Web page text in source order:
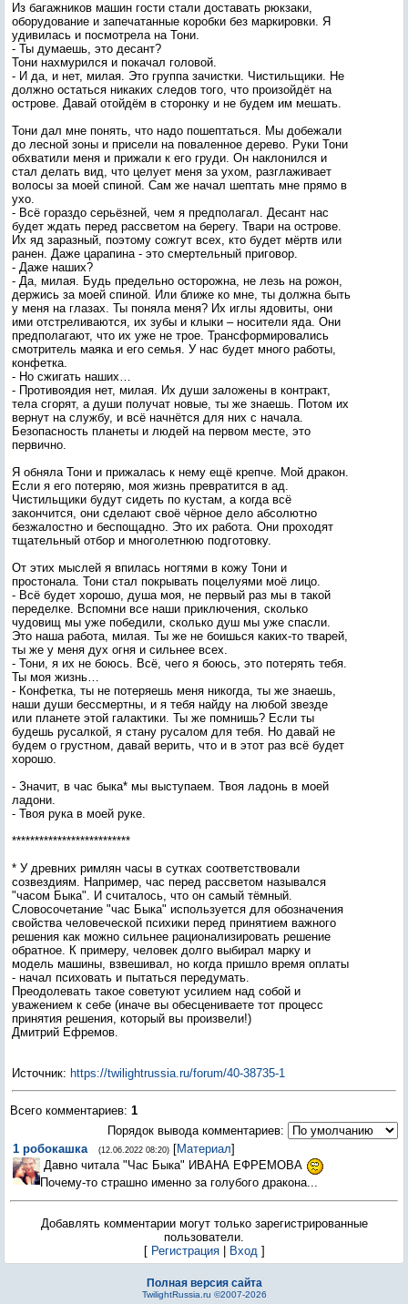
Из багажников машин гости стали доставать рюкзаки,
оборудование и запечатанные коробки без маркировки. Я
удивилась и посмотрела на Тони.
- Ты думаешь, это десант?
Тони нахмурился и покачал головой.
- И да, и нет, милая. Это группа зачистки. Чистильщики. Не
должно остаться никаких следов того, что произойдёт на
острове. Давай отойдём в сторонку и не будем им мешать.
Тони дал мне понять, что надо пошептаться. Мы добежали
до лесной зоны и присели на поваленное дерево. Руки Тони
обхватили меня и прижали к его груди. Он наклонился и
стал делать вид, что целует меня за ухом, разглаживает
волосы за моей спиной. Сам же начал шептать мне прямо в
ухо.
- Всё гораздо серьёзней, чем я предполагал. Десант нас
будет ждать перед рассветом на берегу. Твари на острове.
Их яд заразный, поэтому сожгут всех, кто будет мёртв или
ранен. Даже царапина - это смертельный приговор.
- Даже наших?
- Да, милая. Будь предельно осторожна, не лезь на рожон,
держись за моей спиной. Или ближе ко мне, ты должна быть
у меня на глазах. Ты поняла меня? Их иглы ядовиты, они
ими отстреливаются, их зубы и клыки – носители яда. Они
предполагают, что их уже не трое. Трансформировались
смотритель маяка и его семья. У нас будет много работы,
конфетка.
- Но сжигать наших…
- Противоядия нет, милая. Их души заложены в контракт,
тела сгорят, а души получат новые, ты же знаешь. Потом их
вернут на службу, и всё начнётся для них с начала.
Безопасность планеты и людей на первом месте, это
первично.
Я обняла Тони и прижалась к нему ещё крепче. Мой дракон.
Если я его потеряю, моя жизнь превратится в ад.
Чистильщики будут сидеть по кустам, а когда всё
закончится, они сделают своё чёрное дело абсолютно
безжалостно и беспощадно. Это их работа. Они проходят
тщательный отбор и многолетнюю подготовку.
От этих мыслей я впилась ногтями в кожу Тони и
простонала. Тони стал покрывать поцелуями моё лицо.
- Всё будет хорошо, душа моя, не первый раз мы в такой
переделке. Вспомни все наши приключения, сколько
чудовищ мы уже победили, сколько душ мы уже спасли.
Это наша работа, милая. Ты же не боишься каких-то тварей,
ты же у меня дух огня и сильнее всех.
- Тони, я их не боюсь. Всё, чего я боюсь, это потерять тебя.
Ты моя жизнь…
- Конфетка, ты не потеряешь меня никогда, ты же знаешь,
наши души бессмертны, и я тебя найду на любой звезде
или планете этой галактики. Ты же помнишь? Если ты
будешь русалкой, я стану русалом для тебя. Но давай не
будем о грустном, давай верить, что и в этот раз всё будет
хорошо.
- Значит, в час быка* мы выступаем. Твоя ладонь в моей
ладони.
- Твоя рука в моей руке.
**************************
* У древних римлян часы в сутках соответствовали
созвездиям. Например, час перед рассветом назывался
"часом Быка". И считалось, что он самый тёмный.
Словосочетание "час Быка" используется для обозначения
свойства человеческой психики перед принятием важного
решения как можно сильнее рационализировать решение
обратное. К примеру, человек долго выбирал марку и
модель машины, взвешивал, но когда пришло время оплаты
- начал психовать и пытаться передумать.
Преодолевать такое советуют усилием над собой и
уважением к себе (иначе вы обесцениваете тот процесс
принятия решения, который вы произвели!)
Дмитрий Ефремов.
Источник: https://twilightrussia.ru/forum/40-38735-1
Всего комментариев: 1
Порядок вывода комментариев:
1 робокашка (12.06.2022 08:20) [Материал]
Давно читала "Час Быка" ИВАНА ЕФРЕМОВА
Почему-то страшно именно за голубого дракона...
Добавлять комментарии могут только зарегистрированные
пользователи.
[ Регистрация| Вход]
Полная версия сайта
TwilightRussia.ru ©2007-2026